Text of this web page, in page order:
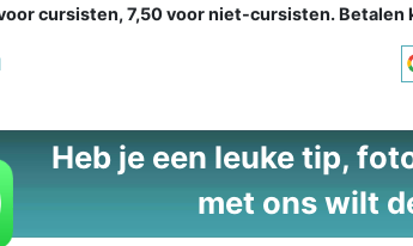
cursisten, 7,50 voor niet-cursisten. Betalen
Heb je een leuke tip,
met ons wilt